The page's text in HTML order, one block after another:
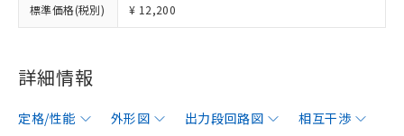
標準価格(税別) ¥ 12,200
詳細情報
定格/性能 外形図 出力段回路図
相互干渉